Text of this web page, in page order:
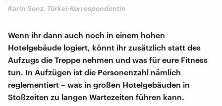
Karin Senz, Türkei-Korrespondentin
Wenn ihr dann auch noch in einem hohen
Hotelgebäude logiert, könnt ihr zusätzlich statt des
Aufzugs die Treppe nehmen und was für eure Fitness
tun. In Aufzügen ist die Personenzahl nämlich
reglementiert – was in großen Hotelgebäuden in
Stoßzeiten zu langen Wartezeiten führen kann.